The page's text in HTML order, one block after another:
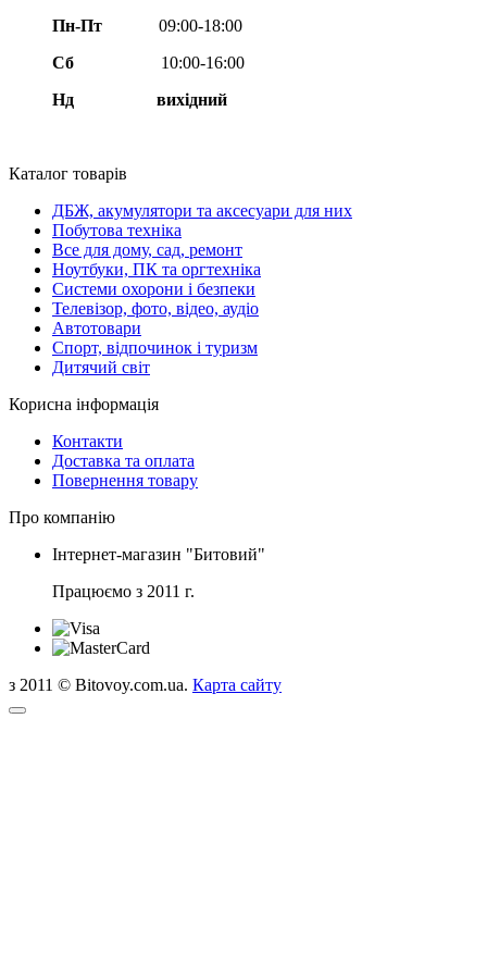
Пн-Пт
09:00-18:00
Сб
10:00-16:00
Нд вихідний
Каталог товарів
ДБЖ, акумулятори та аксесуари для них
Побутова техніка
Все для дому, сад, ремонт
Ноутбуки, ПК та оргтехніка
Системи охорони і безпеки
Телевізор, фото, відео, аудіо
Автотовари
Спорт, відпочинок і туризм
Дитячий світ
Корисна інформація
Контакти
Доставка та оплата
Повернення товару
Про компанію
Інтернет-магазин "Битовий"
Працюємо з 2011 г.
з 2011 © Bitovoy.com.ua. Карта сайту